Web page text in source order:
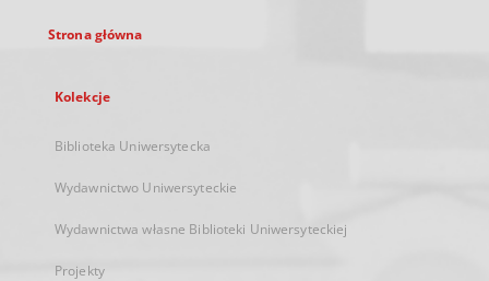
Strona główna
Kolekcje
Biblioteka Uniwersytecka
Wydawnictwo Uniwersyteckie
Wydawnictwa własne Biblioteki Uniwersyteckiej
Projekty